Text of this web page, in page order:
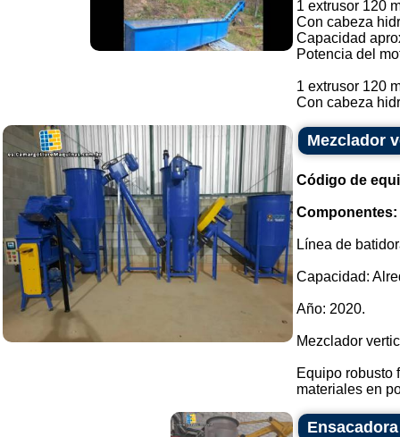
1 extrusor 120
Con cabeza
Capacidad
Potencia del
1 extrusor 120
Con cabeza
Mezclador
Código de
Componentes:
Línea de
Capacidad:
Año: 2020.
Mezclador
Equipo robusto
materiales en